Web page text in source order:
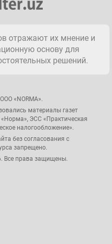
отражают их мнение и
основу для
решений.
«NORMA».
материалы газет
ЭСС «Практическая
налогообложение».
без согласования с
запрещено.
Все права защищены.